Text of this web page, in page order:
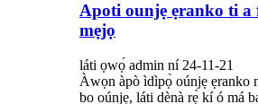
Apoti ounjẹ ẹranko ti a
mẹjọ
láti ọwọ́ admin ní 24-11-21
Àwọn àpò ìdìpọ̀ oúnjẹ ẹranko
bo oúnjẹ, láti dènà rẹ̀ kí ó má